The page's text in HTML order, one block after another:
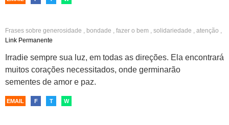
Frases sobre generosidade bondade fazer o bem solidariedade atenção
carinho,amor fraterno
Link Permanente
Irradie sempre sua luz, em todas as direções. Ela encontrará
muitos corações necessitados, onde germinarão
sementes de amor e paz.
EMAIL F T W